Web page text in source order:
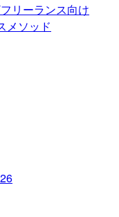
リーランス向け
メソッド